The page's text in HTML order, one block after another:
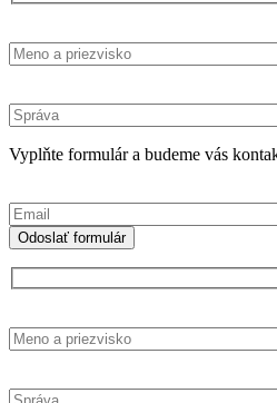
Vyplňte formulár a budeme vás